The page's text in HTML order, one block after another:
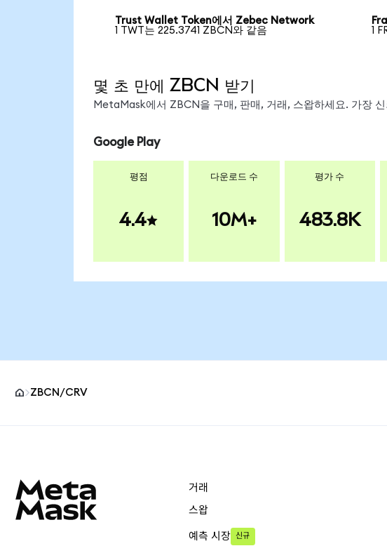
Trust Wallet Token에서 Zebec Network
1 TWT는 225.3741 ZBCN와 같음
1
몇 초 만에 ZBCN 받기
MetaMask에서 ZBCN을 구매, 판매, 거래, 스왑하세요. 가장
Google Play
평점
4.4
다운로드 수
10M+
평가 수
483.8K
ZBCN/CRV
거래
스왑
예측 시장 신규